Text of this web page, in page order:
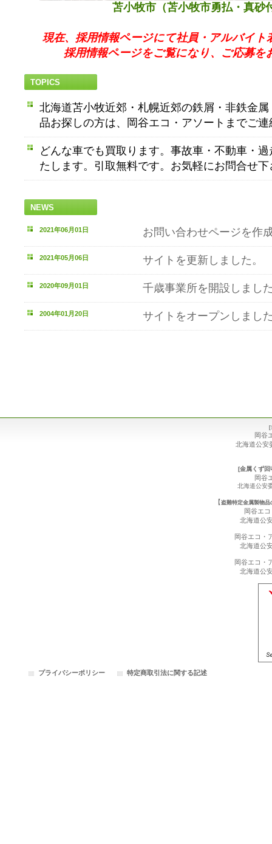
苫小牧市（苫小牧市勇払・真砂
現在、採用情報ページにて社員・アルバイト
採用情報ページをご覧になり、ご応募を
TOPICS
北海道苫小牧近郊・札幌近郊の鉄屑・非鉄金
品お探しの方は、岡谷エコ・アソートまでご
どんな車でも買取ります。事故車・不動車・
たします。引取無料です。お気軽にお問合せ下
NEWS
2021年06月01日 お問い合わせページを作
2021年05月06日 サイトを更新しました。
2020年09月01日 千歳事業所を開設しまし
2004年01月20日 サイトをオープンしまし
[
岡谷
北海道公
[金属くず
岡谷
北海道公
【 盗難特定金属製物
岡谷エ
北海道公
岡谷エコ・
北海道公
岡谷エコ・
北海道公
プライバシーポリシー 特定商取引法に関する記述